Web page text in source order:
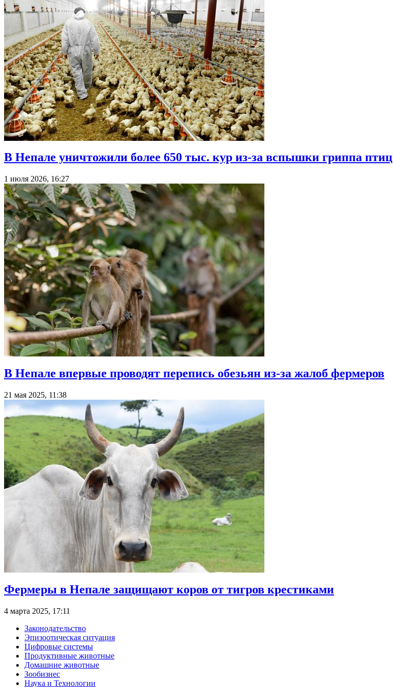
В Непале уничтожили более 650 тыс. кур из-за вспышки гриппа птиц
1 июля 2026, 16:27
В Непале впервые проводят перепись обезьян из-за жалоб фермеров
21 мая 2025, 11:38
Фермеры в Непале защищают коров от тигров крестиками
4 марта 2025, 17:11
Законодательство
Эпизоотическая ситуация
Цифровые системы
Продуктивные животные
Домашние животные
Зообизнес
Наука и Технологии